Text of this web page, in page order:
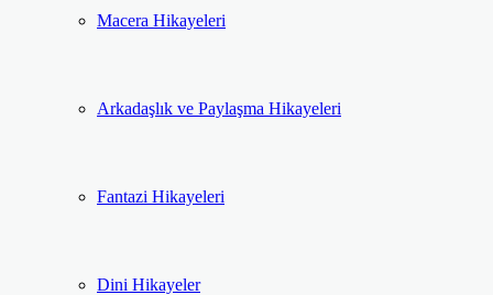
Macera Hikayeleri
Arkadaşlık ve Paylaşma Hikayeleri
Fantazi Hikayeleri
Dini Hikayeler